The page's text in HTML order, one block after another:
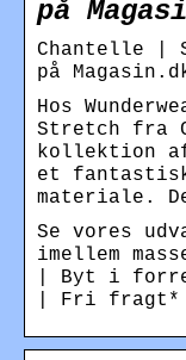
på
Chantelle |
på
Hos
Stretch fra
kollektion
et
materiale.
Se vores
imellem
| Byt i
| Fri fragt*